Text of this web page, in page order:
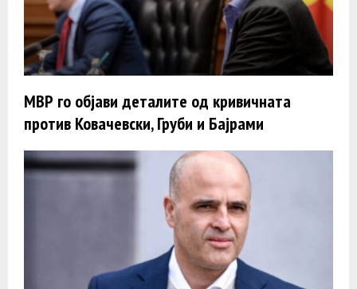
МВР го објави деталите од кривичната
против Ковачевски, Груби и Бајрами